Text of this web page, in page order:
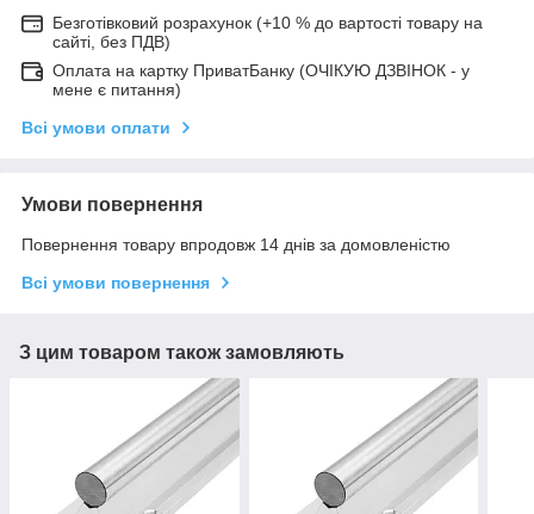
Безготівковий розрахунок (+10 % до вартості товару на
сайті, без ПДВ)
Оплата на картку ПриватБанку (ОЧІКУЮ ДЗВІНОК - у
мене є питання)
Всі умови оплати
Умови повернення
Повернення товару впродовж 14 днів за домовленістю
Всі умови повернення
З цим товаром також замовляють